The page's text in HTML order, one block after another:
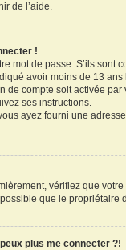
de l’aide.
!
mot de passe. S’ils sont
avoir moins de 13
de compte soit activée
ses instructions.
ayez fourni une
vérifiez que
que le
plus me connecter ?!